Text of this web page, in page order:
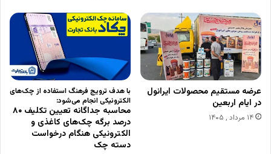
عرضه مستقیم محصولات ایرانول
در ایام اربعین
۱۴ مرداد , ۱۴۰۵
با هدف ترویج فرهنگ استفاده از چک‌های
الکترونیکی انجام می‌شود:
محاسبه جداگانه تعیین تکلیف ۸۰
درصد برگه چک‌های کاغذی و
الکترونیکی هنگام درخواست
دسته چک